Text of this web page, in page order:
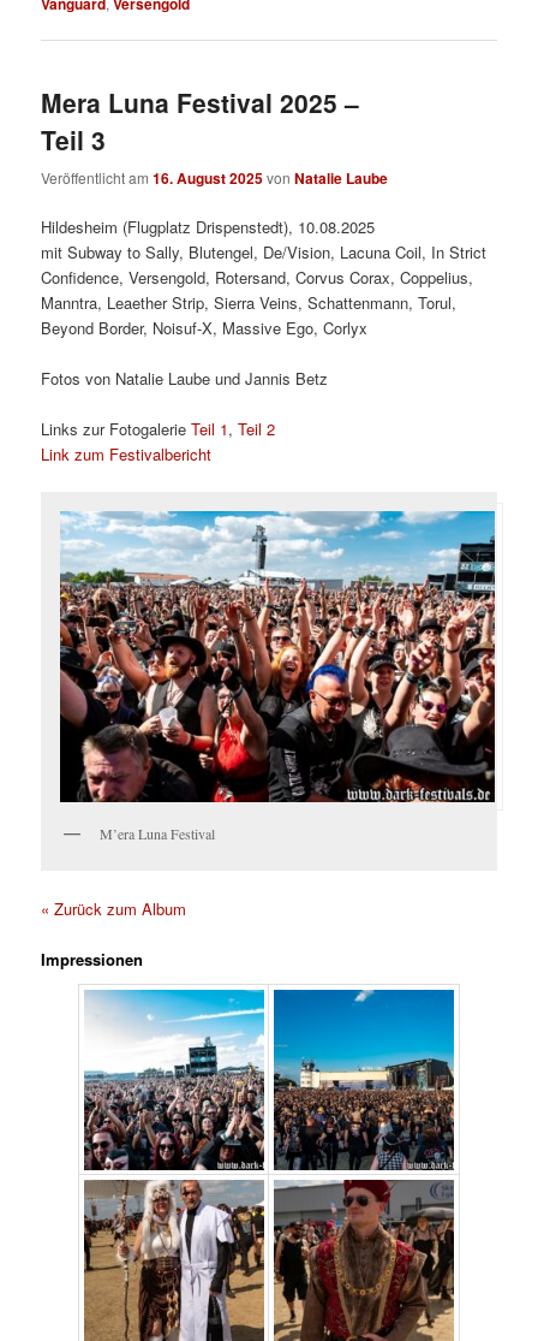
Mera Luna Festival 2025 –
Teil 3
Veröffentlicht am16. August 2025vonNatalie Laube
Hildesheim (Flugplatz Drispenstedt), 10.08.2025
mit Subway to Sally, Blutengel, De/Vision, Lacuna Coil, In Strict
Confidence, Versengold, Rotersand, Corvus Corax, Coppelius,
Manntra, Leaether Strip, Sierra Veins, Schattenmann, Torul,
Beyond Border, Noisuf-X, Massive Ego, Corlyx
Fotos von Natalie Laube und Jannis Betz
Links zur FotogalerieTeil 1,Teil 2
Link zum Festivalbericht
M’era Luna Festival
« Zurück zum Album
Impressionen